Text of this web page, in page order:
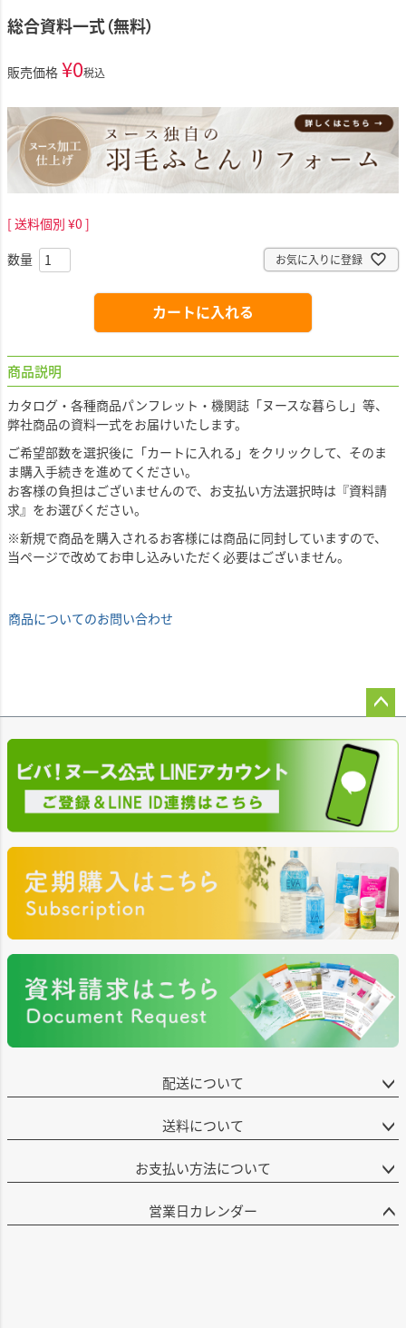
総合資料一式（無料）
販売価格 ¥0税込
送料個別 ¥0
お気に入りに登録
カートに入れる
商品説明
カタログ・各種商品パンフレット・機関誌「ヌースな暮らし」等、
弊社商品の資料一式をお届けいたします。
ご希望部数を選択後に「カートに入れる」をクリックして、そのま
ま購入手続きを進めてください。
お客様の負担はございませんので、お支払い方法選択時は 『資料請
求』 をお選びください。
※新規で商品を購入されるお客様には商品に同封していますので、
当ページで改めてお申し込みいただく必要はございません。
商品についてのお問い合わせ
ジト
ップ
へ
配送について
送料について
お支払い方法について
営業日カレンダー